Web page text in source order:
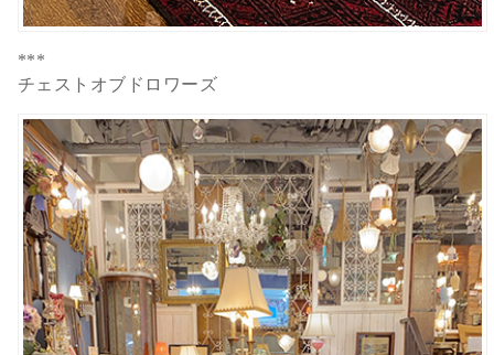
***
チェストオブドロワーズ